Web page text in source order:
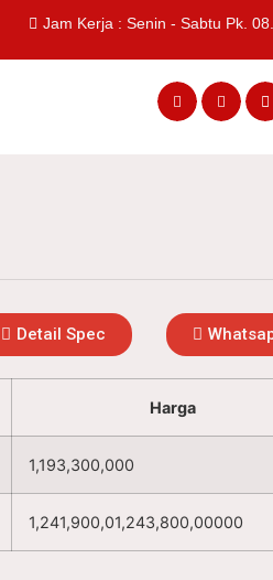
Jam Kerja : Senin - Sabtu Pk.
Detail Spec
Harga
1,193,300,000
1,241,900,01,243,800,00000